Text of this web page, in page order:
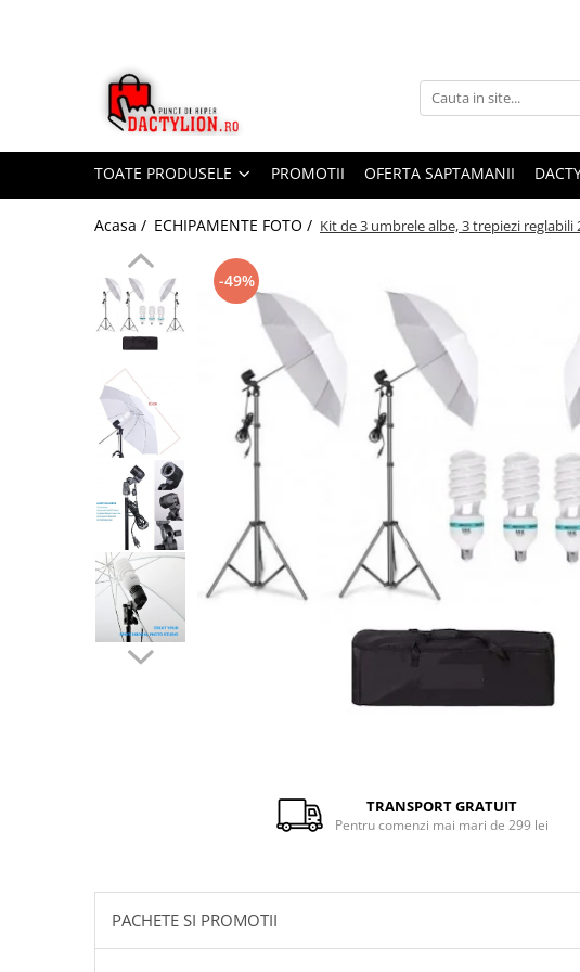
TOATE PRODUSELE PROMOTII OFERTA SAPTAMANII
Acasa / ECHIPAMENTE FOTO / Kit de 3 umbrele albe, 3 trepiezi
-49%
Facebook
TRANSPORT GRATUIT
Pentru comenzi mai mari de 299 lei
PACHETE SI PROMOTII